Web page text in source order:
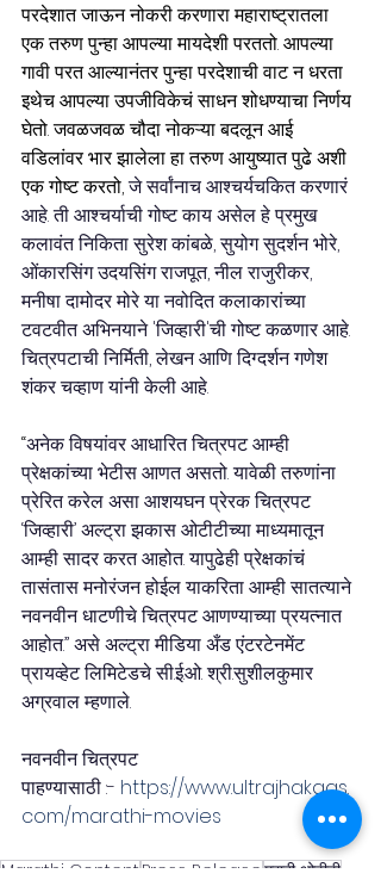
परदेशात जाऊन नोकरी करणारा महाराष्ट्रातला
एक तरुण पुन्हा आपल्या मायदेशी परततो. आपल्या
गावी परत आल्यानंतर पुन्हा परदेशाची वाट न धरता
इथेच आपल्या उपजीविकेचं साधन शोधण्याचा निर्णय
घेतो. जवळजवळ चौदा नोकऱ्या बदलून आई
वडिलांवर भार झालेला हा तरुण आयुष्यात पुढे अशी
एक गोष्ट करतो, जे सर्वांनाच आश्चर्यचकित करणारं
आहे. ती आश्चर्याची गोष्ट काय असेल हे प्रमुख
कलावंत निकिता सुरेश कांबळे, सुयोग सुदर्शन भोरे,
ओंकारसिंग उदयसिंग राजपूत, नील राजुरीकर,
मनीषा दामोदर मोरे या नवोदित कलाकारांच्या
टवटवीत अभिनयाने 'जिव्हारी'ची गोष्ट कळणार आहे.
चित्रपटाची निर्मिती, लेखन आणि दिग्दर्शन गणेश
शंकर चव्हाण यांनी केली आहे.
“अनेक विषयांवर आधारित चित्रपट आम्ही
प्रेक्षकांच्या भेटीस आणत असतो. यावेळी तरुणांना
प्रेरित करेल असा आशयघन प्रेरक चित्रपट
‘जिव्हारी’ अल्ट्रा झकास ओटीटीच्या माध्यमातून
आम्ही सादर करत आहोत. यापुढेही प्रेक्षकांचं
तासंतास मनोरंजन होईल याकरिता आम्ही सातत्याने
नवनवीन धाटणीचे चित्रपट आणण्याच्या प्रयत्नात
आहोत.” असे अल्ट्रा मीडिया अँड एंटरटेनमेंट
प्रायव्हेट लिमिटेडचे सी.ई.ओ. श्री.सुशीलकुमार
अग्रवाल म्हणाले.
नवनवीन चित्रपट
पाहण्यासाठी :- https://www.ultrajhakaas.
com/marathi-movies
Marathi Content Press Release मराठी ओटीटी